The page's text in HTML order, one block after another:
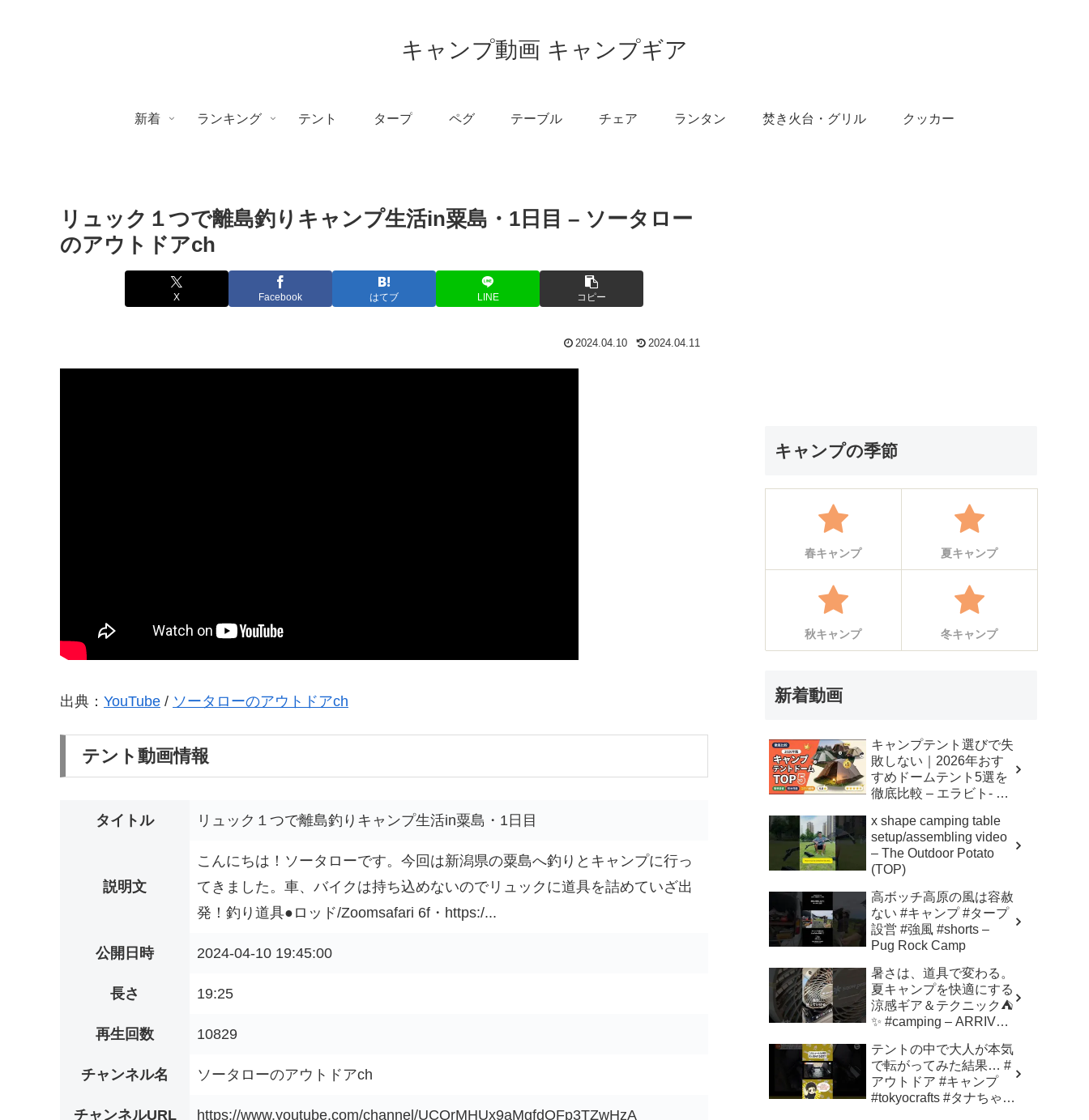
キャンプ動画 キャンプギア
新着 ランキング テント タープ ペグ テーブル チェア ランタン 焚き火台・グリル クッカー
リュック１つで離島釣りキャンプ生活in粟島・1日目 – ソータロー
のアウトドアch
X Facebook はてブ LINE コピー
2024.04.10 2024.04.11
出典： YouTube / ソータローのアウトドアch
テント動画情報
タイトル リュック１つで離島釣りキャンプ生活in粟島・1日目
説明文
こんにちは！ソータローです。今回は新潟県の粟島へ釣りとキャンプに行っ
てきました。車、バイクは持ち込めないのでリュックに道具を詰めていざ出
発！釣り道具●ロッド/Zoomsafari 6f・https:/...
公開日時 2024-04-10 19:45:00
長さ 19:25
再生回数 10829
チャンネル名 ソータローのアウトドアch
チャンネルURL https://www.youtube.com/channel/UCQrMHUx9aMgfdOFp3TZwHzA
キャンプの季節
春キャンプ 夏キャンプ
秋キャンプ 冬キャンプ
新着動画
キャンプテント選びで失
敗しない｜2026年おす
すめドームテント5選を
徹底比較 – エラビト- 失
x shape camping table
setup/assembling video
– The Outdoor Potato
(TOP)
高ボッチ高原の風は容赦
ない #キャンプ #タープ
設営 #強風 #shorts –
Pug Rock Camp
暑さは、道具で変わる。
夏キャンプを快適にする
涼感ギア＆テクニック⛺️
✨ #camping – ARRIVED
テントの中で大人が本気
で転がってみた結果… #
アウトドア #キャンプ
#tokyocrafts #タナちゃん